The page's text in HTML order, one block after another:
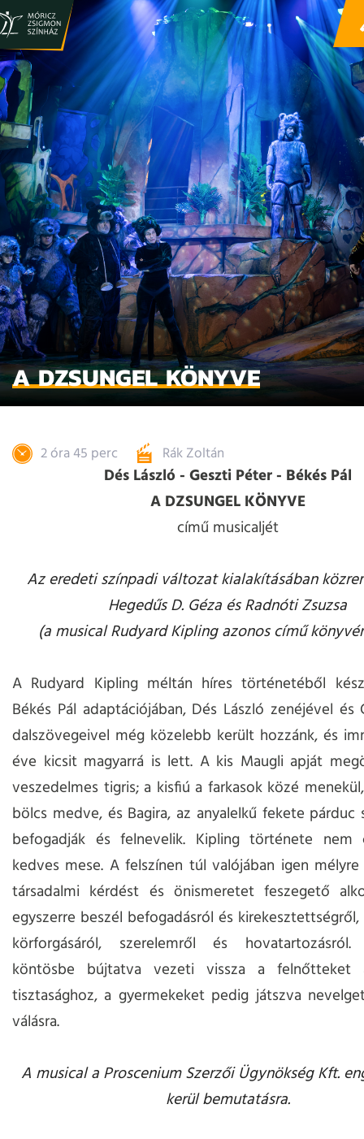
A DZSUNGEL KÖNYVE
2 óra 45 perc Rák Zoltán
Dés László - Geszti Péter - Békés Pál
A DZSUNGEL KÖNYVE
című musicaljét
Az eredeti színpadi változat kialakításában
Hegedűs D. Géza és Radnóti Zsuzsa
(a musical Rudyard Kipling azonos című
A Rudyard Kipling méltán híres történetéből
Békés Pál adaptációjában, Dés László zenéjével és
dalszövegeivel még közelebb került hozzánk, és
éve kicsit magyarrá is lett. A kis Maugli apját
veszedelmes tigris; a kisfiú a farkasok közé
bölcs medve, és Bagira, az anyalelkű fekete párduc
befogadják és felnevelik. Kipling története nem
kedves mese. A felszínen túl valójában igen
társadalmi kérdést és önismeretet feszegető
egyszerre beszél befogadásról és
körforgásáról, szerelemről és hovatartozásról.
köntösbe bújtatva vezeti vissza a felnőtteket
tisztasághoz, a gyermekeket pedig játszva
válásra.
A musical a Proscenium Szerzői Ügynökség Kft.
kerül bemutatásra.